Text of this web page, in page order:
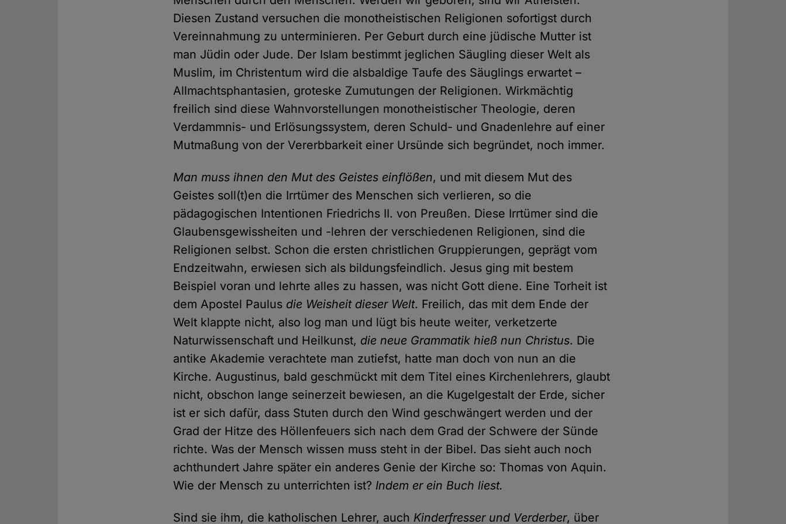
Diesen Zustand versuchen die monotheistischen Religionen sofortigst durch
Vereinnahmung zu unterminieren. Per Geburt durch eine jüdische Mutter ist
man Jüdin oder Jude. Der Islam bestimmt jeglichen Säugling dieser Welt als
Muslim, im Christentum wird die alsbaldige Taufe des Säuglings erwartet –
Allmachtsphantasien, groteske Zumutungen der Religionen. Wirkmächtig
freilich sind diese Wahnvorstellungen monotheistischer Theologie, deren
Verdammnis- und Erlösungssystem, deren Schuld- und Gnadenlehre auf einer
Mutmaßung von der Vererbbarkeit einer Ursünde sich begründet, noch immer.
Man muss ihnen den Mut des Geistes einflößen, und mit diesem Mut des
Geistes soll(t)en die Irrtümer des Menschen sich verlieren, so die
pädagogischen Intentionen Friedrichs II. von Preußen. Diese Irrtümer sind die
Glaubensgewissheiten und -lehren der verschiedenen Religionen, sind die
Religionen selbst. Schon die ersten christlichen Gruppierungen, geprägt vom
Endzeitwahn, erwiesen sich als bildungsfeindlich. Jesus ging mit bestem
Beispiel voran und lehrte alles zu hassen, was nicht Gott diene. Eine Torheit ist
dem Apostel Paulus die Weisheit dieser Welt. Freilich, das mit dem Ende der
Welt klappte nicht, also log man und lügt bis heute weiter, verketzerte
Naturwissenschaft und Heilkunst, die neue Grammatik hieß nun Christus. Die
antike Akademie verachtete man zutiefst, hatte man doch von nun an die
Kirche. Augustinus, bald geschmückt mit dem Titel eines Kirchenlehrers, glaubt
nicht, obschon lange seinerzeit bewiesen, an die Kugelgestalt der Erde, sicher
ist er sich dafür, dass Stuten durch den Wind geschwängert werden und der
Grad der Hitze des Höllenfeuers sich nach dem Grad der Schwere der Sünde
richte. Was der Mensch wissen muss steht in der Bibel. Das sieht auch noch
achthundert Jahre später ein anderes Genie der Kirche so: Thomas von Aquin.
Wie der Mensch zu unterrichten ist? Indem er ein Buch liest.
Sind sie ihm, die katholischen Lehrer, auch Kinderfresser und Verderber, über